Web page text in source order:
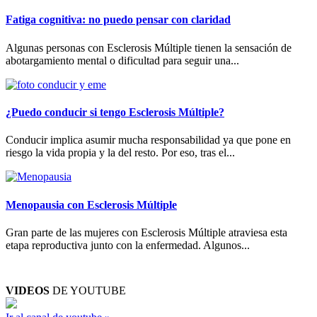
Fatiga cognitiva: no puedo pensar con claridad
Algunas personas con Esclerosis Múltiple tienen la sensación de
abotargamiento mental o dificultad para seguir una...
¿Puedo conducir si tengo Esclerosis Múltiple?
Conducir implica asumir mucha responsabilidad ya que pone en
riesgo la vida propia y la del resto. Por eso, tras el...
Menopausia con Esclerosis Múltiple
Gran parte de las mujeres con Esclerosis Múltiple atraviesa esta
etapa reproductiva junto con la enfermedad. Algunos...
VIDEOS DE YOUTUBE